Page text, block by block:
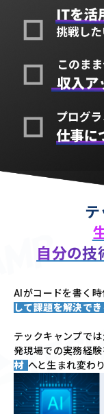
テ
自分の技
AIがコードを書く
して課題を解決で
テックキャンプでは
発現場での実務経
材 へと生まれ変わ